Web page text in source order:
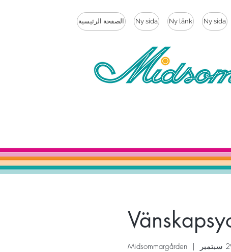
الصفحة الرئيسية Ny sida Ny länk Ny sida
  |
Midsommargården